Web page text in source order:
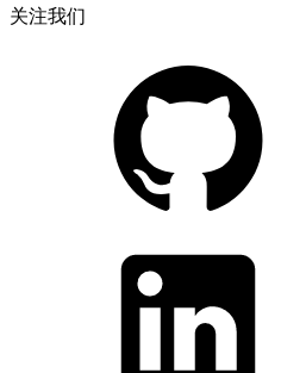
关注我们